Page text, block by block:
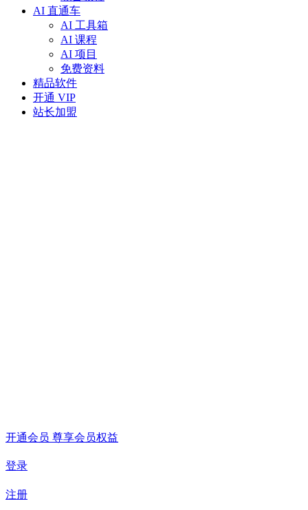
AI 直通车
AI 工具箱
AI 课程
AI 项目
免费资料
精品软件
开通 VIP
站长加盟
开通会员 尊享会员权益
登录
注册